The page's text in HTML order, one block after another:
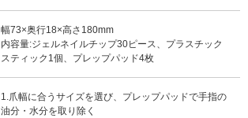
幅73×奥行18×高さ180mm
内容量:ジェルネイルチップ30ピース、プラスチック
スティック1個、プレップパッド4枚
1.爪幅に合うサイズを選び、プレップパッドで手指の
油分・水分を取り除く